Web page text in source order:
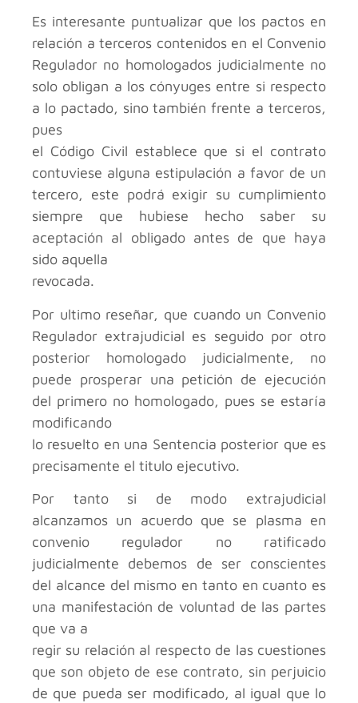
Es interesante puntualizar que los pactos en
relación a terceros contenidos en el Convenio
Regulador no homologados judicialmente no
solo obligan a los cónyuges entre si respecto
a lo pactado, sino también frente a terceros,
pues
el Código Civil establece que si el contrato
contuviese alguna estipulación a favor de un
tercero, este podrá exigir su cumplimiento
siempre que hubiese hecho saber su
aceptación al obligado antes de que haya
sido aquella
revocada.
Por ultimo reseñar, que cuando un Convenio
Regulador extrajudicial es seguido por otro
posterior homologado judicialmente, no
puede prosperar una petición de ejecución
del primero no homologado, pues se estaría
modificando
lo resuelto en una Sentencia posterior que es
precisamente el titulo ejecutivo.
Por tanto si de modo extrajudicial
alcanzamos un acuerdo que se plasma en
convenio regulador no ratificado
judicialmente debemos de ser conscientes
del alcance del mismo en tanto en cuanto es
una manifestación de voluntad de las partes
que va a
regir su relación al respecto de las cuestiones
que son objeto de ese contrato, sin perjuicio
de que pueda ser modificado, al igual que lo